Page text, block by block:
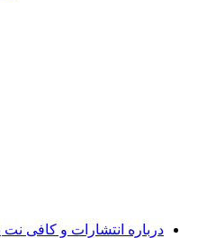
درباره انتشارات و کافی